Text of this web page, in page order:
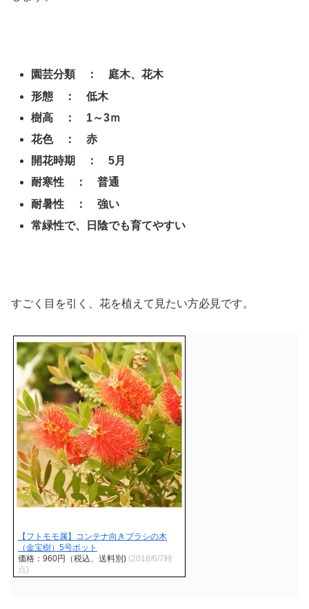
園芸分類 ： 庭木、花木
形態 ： 低木
樹高 ： 1～3ｍ
花色 ： 赤
開花時期 ： 5月
耐寒性 ： 普通
耐暑性 ： 強い
常緑性で、日陰でも育てやすい
すごく目を引く、花を植えて見たい方必見です。
【フトモモ属】コンテナ向きブラシの木
（金宝樹）5号ポット
価格：960円（税込、送料別) (2018/6/7時
点)